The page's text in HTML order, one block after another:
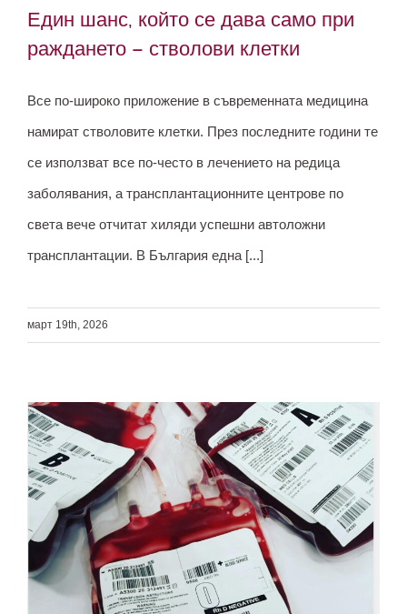
Един шанс, който се дава само при
раждането – стволови клетки
Един шанс, който се дава само при
раждането – стволови клетки
Все по-широко приложение в съвременната медицина
намират стволовите клетки. През последните години те
се използват все по-често в лечението на редица
заболявания, а трансплантационните центрове по
света вече отчитат хиляди успешни автоложни
трансплантации. В България една [...]
март 19th, 2026